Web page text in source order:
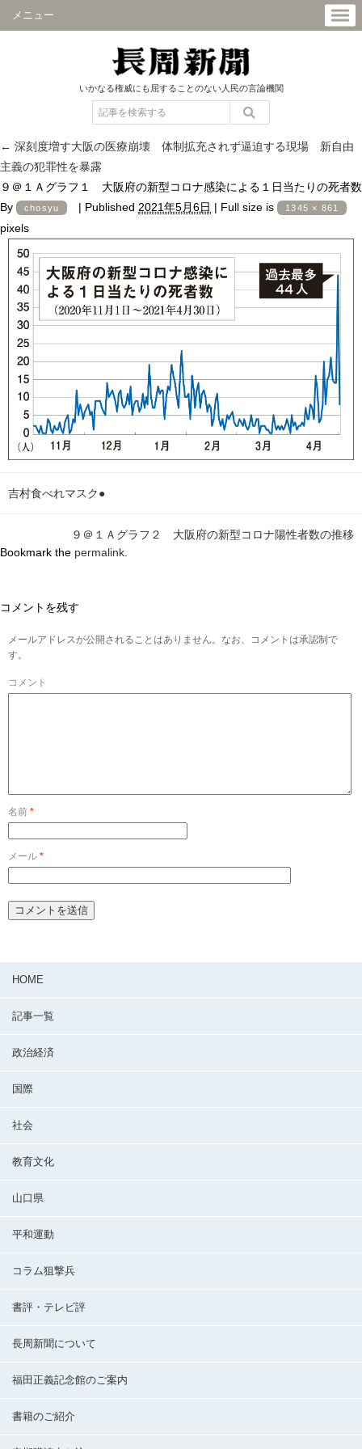
メニュー
いかなる権威にも屈することのない人民の言論機関
← 深刻度増す大阪の医療崩壊 体制拡充されず逼迫する現場 新自由
主義の犯罪性を暴露
９＠１Ａグラフ１ 大阪府の新型コロナ感染による１日当たりの死者数
By
chosyu | Published 2021年5月6日 | Full size is 1345 × 861
pixels
吉村食べれマスク●
９＠１Ａグラフ２ 大阪府の新型コロナ陽性者数の推移
Bookmark the permalink
コメントを残す
メールアドレスが公開されることはありません。なお、コメントは承認制で
す。
コメント
名前 *
メール *
HOME
記事一覧
政治経済
国際
社会
教育文化
山口県
平和運動
コラム狙撃兵
書評・テレビ評
長周新聞について
福田正義記念館のご案内
書籍のご紹介